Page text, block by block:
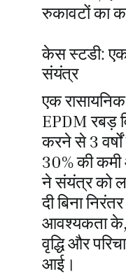
रुकावटों का
केस स्टडी:
संयंत्र
एक
EPDM रबड़
करने से 3
30% की
ने संयंत्र को
दी बिना
आवश्यकता के,
वृद्धि और
आई।